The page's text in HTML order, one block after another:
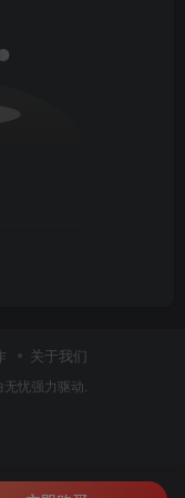
关于我们
无忧强力驱动.